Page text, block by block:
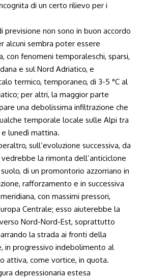
di un certo rilievo per i
previsione non sono in buon accordo
alcuni sembra poter essere
con fenomeni temporaleschi, sparsi,
e sul Nord Adriatico, e
termico, temporaneo, di 3-5 °C al
per altri, la maggior parte
una debolissima infiltrazione che
temporale locale sulle Alpi tra
lunedì mattina.
sull’evoluzione successiva, da
la rimonta dell’anticiclone
di un promontorio azzorriano in
rafforzamento e in successiva
con massimi pressori,
Centrale; esso aiuterebbe la
Nord-Nord-Est, soprattutto
la strada ai fronti della
in progressivo indebolimento al
attiva, come vortice, in quota.
depressionaria estesa